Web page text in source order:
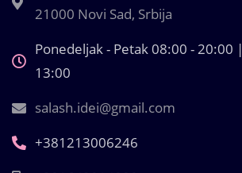
21000 Novi Sad, Srbija
Ponedeljak - Petak 08:00 - 20:00
13:00
salash.idei@gmail.com
+381213006246